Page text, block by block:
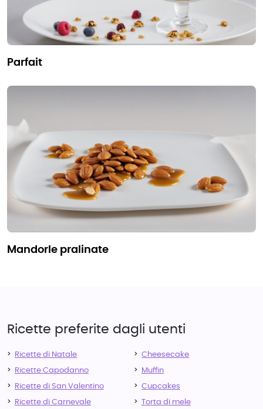
parfait
mandorle pralinate
Ricette preferite dagli utenti
Ricette di Natale
Ricette Capodanno
Ricette di San Valentino
Ricette di Carnevale
Cheesecake
Muffin
Cupcakes
Torta di mele